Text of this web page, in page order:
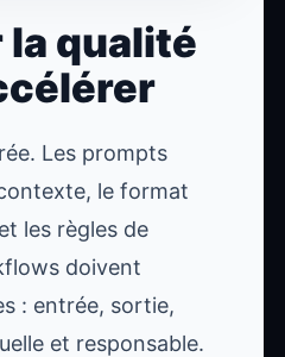
qualité
Les prompts
le format
les règles de
doivent
: entrée, sortie,
et responsable.